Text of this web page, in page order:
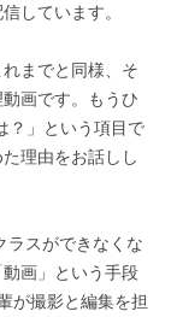
しています。
までと同様、そ
画です。もうひ
？」という項目で
理由をお話しし
ラスができなくな
画」という手段
が撮影と編集を担